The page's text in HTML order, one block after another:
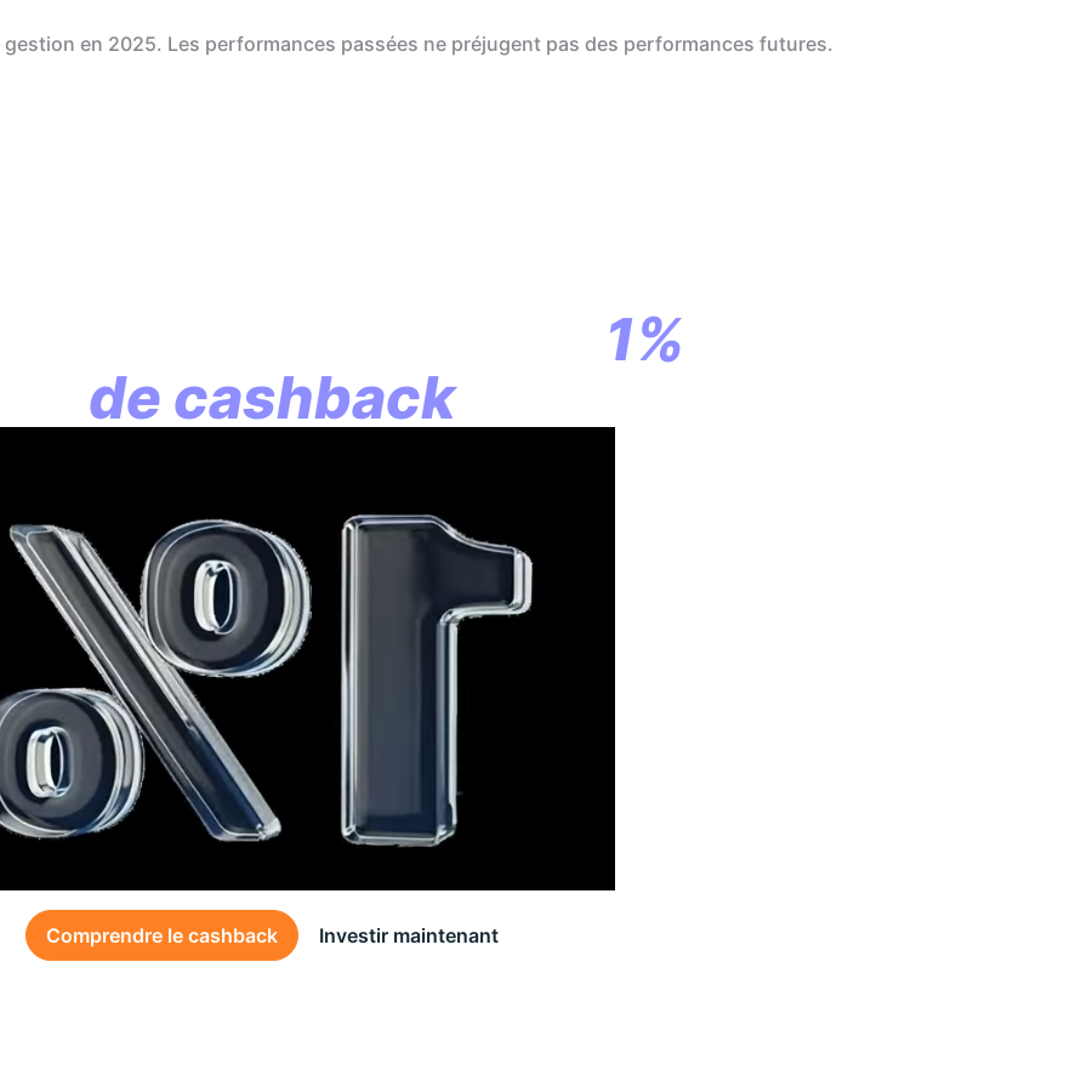
en 2025. Les performances passées ne préjugent pas des performances futures.
1%
de cashback
Comprendre le cashback Investir maintenant